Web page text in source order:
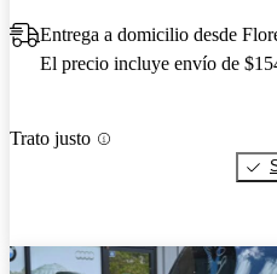
Entrega a domicilio desde
El precio incluye envío de
Trato justo